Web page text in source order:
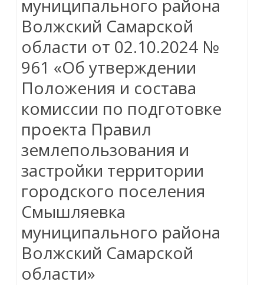
муниципального района
Волжский Самарской
области от 02.10.2024 №
961 «Об утверждении
Положения и состава
комиссии по подготовке
проекта Правил
землепользования и
застройки территории
городского поселения
Смышляевка
муниципального района
Волжский Самарской
области»